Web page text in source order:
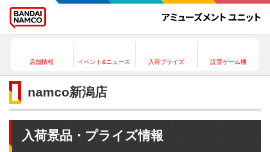
店舗情報 イベント&ニュース 入荷プライズ 設置ゲーム機
namco新潟店
入荷景品・プライズ情報